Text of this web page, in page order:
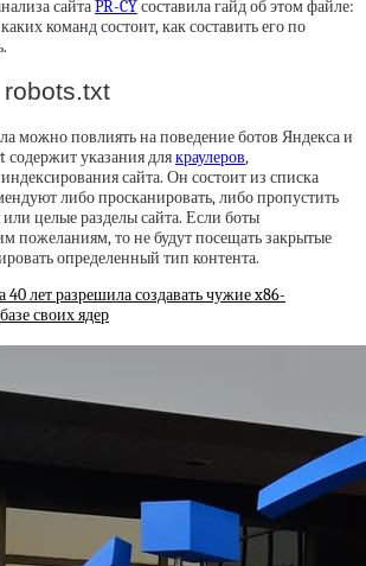
сайтаPR-CYсоставила гайд об этом файле:
команд состоит, как составить его по
можно повлиять на поведение ботов Яндекса и
указания длякраулеров,
сайта. Он состоит из списка
либо просканировать, либо пропустить
целые разделы сайта. Если боты
пожеланиям, то не будут посещать закрытые
определенный тип контента.
40 лет разрешила создавать чужие x86-
своих ядер